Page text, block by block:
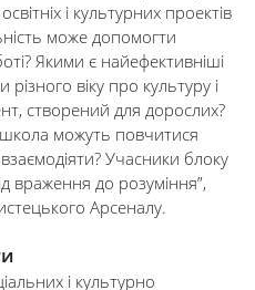
і культурних проектів
може допомогти
Якими є найефективніші
віку про культуру і
створений для дорослих?
школа можуть повчитися
Учасники блоку
враження до розуміння”,
Арсеналу.
і культурно